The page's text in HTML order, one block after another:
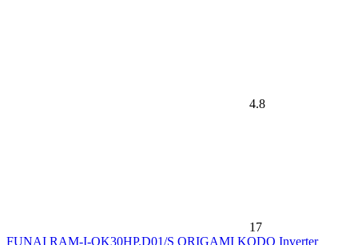
4.8
17
FUNAI RAM-I-OK30HP.D01/S ORIGAMI KODO Inverter